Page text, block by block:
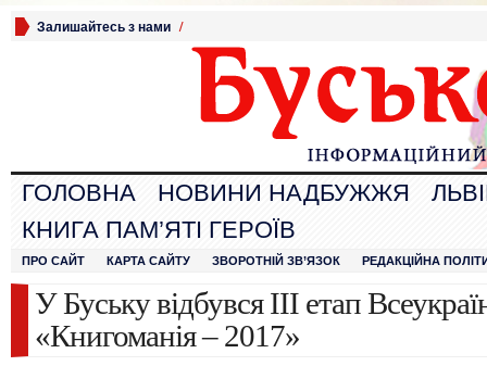
Залишайтесь з нами /
ГОЛОВНА НОВИНИ НАДБУЖЖЯ
КНИГА ПАМ’ЯТІ ГЕРОЇВ
ПРО САЙТ КАРТА САЙТУ ЗВОРОТНІЙ ЗВ’ЯЗОК РЕДАКЦІЙНА
У Буську відбувся ІІІ етап
«Книгоманія – 2017»